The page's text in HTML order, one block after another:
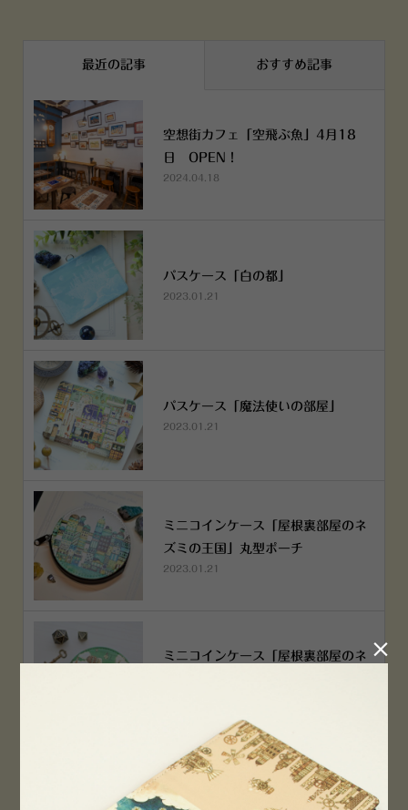
最近の記事 おすすめ記事
空想街カフェ「空飛ぶ魚」4月18
日 OPEN！
2024.04.18
パスケース「白の都」
2023.01.21
パスケース「魔法使いの部屋」
2023.01.21
ミニコインケース「屋根裏部屋のネ
ズミの王国」丸型ポーチ
2023.01.21
ミニコインケース「屋根裏部屋のネ
横浜赤レンガ倉庫店 12月6日 O
